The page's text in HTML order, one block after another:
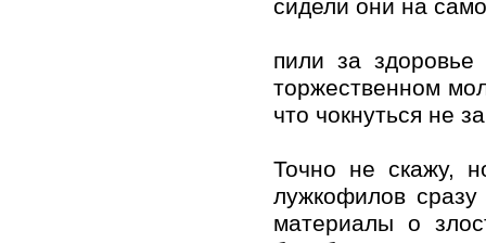
сидели они на
пили за
торжественном
что чокнуться не
Точно не скажу,
лужкофилов
материалы о